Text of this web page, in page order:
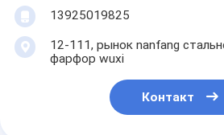
13925019825
12-111, рынок nanfang
фарфор wuxi
Контакт